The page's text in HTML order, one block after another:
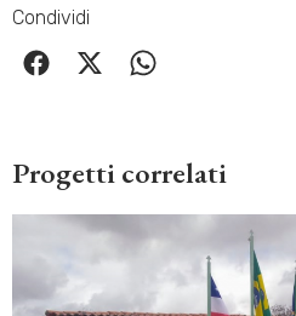
Condividi
Progetti correlati